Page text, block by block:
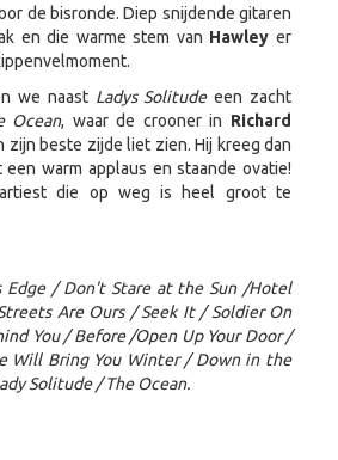
de bisronde. Diep snijdende gitaren
en die warme stem van Hawley er
we naast Ladys Solitudeeen zacht
Ocean, waar de crooner in Richard
zijn beste zijde liet zien. Hij kreeg dan
warm applaus en staande ovatie!
die op weg is heel groot te
Edge / Don't Stare at the Sun /Hotel
Are Ours / Seek It / Soldier On
You / Before /Open Up Your Door /
Will Bring You Winter / Down in the
Solitude / The Ocean.